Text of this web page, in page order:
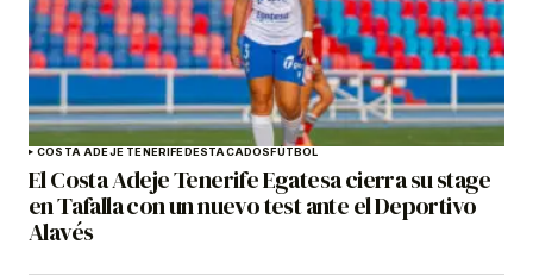
COSTA ADEJE TENERIFEDESTACADOSFÚTBOL
El Costa Adeje Tenerife Egatesa cierra su stage
en Tafalla con un nuevo test ante el Deportivo
Alavés